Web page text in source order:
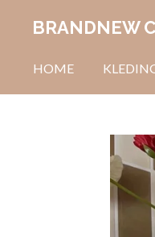
BRANDNEW
HOME